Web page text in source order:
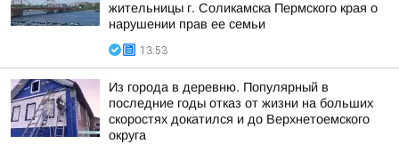
жительницы г. Соликамска Пермского края о
нарушении прав ее семьи
13:53
Из города в деревню. Популярный в
последние годы отказ от жизни на больших
скоростях докатился и до Верхнетоемского
округа